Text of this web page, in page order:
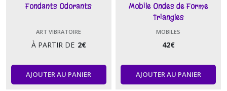
Fondants Odorants
ART VIBRATOIRE
À PARTIR DE 2€
AJOUTER AU PANIER
Mobile Ondes de Forme
Triangles
MOBILES
42€
AJOUTER AU PANIER